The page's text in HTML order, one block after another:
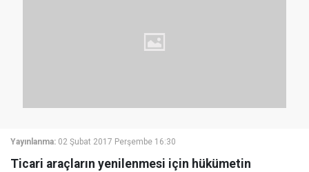
Yayınlanma: 02 Şubat 2017 Perşembe 16:30
Ticari araçların yenilenmesi için hükümetin